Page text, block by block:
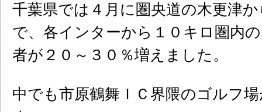
千葉県では４月に圏央道の木更津
で、各インターから１０キロ圏内
者が２０～３０％増えました。
中でも市原鶴舞ＩＣ界隈のゴルフ